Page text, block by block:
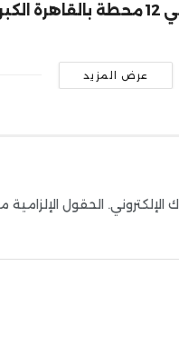
عرض المزيد
الإلكتروني. الحقول الإلزامية